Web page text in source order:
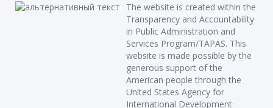
The website is created within the
Transparency and Accountability
in Public Administration and
Services Program/TAPAS. This
website is made possible by the
generous support of the
American people through the
United States Agency for
International Development